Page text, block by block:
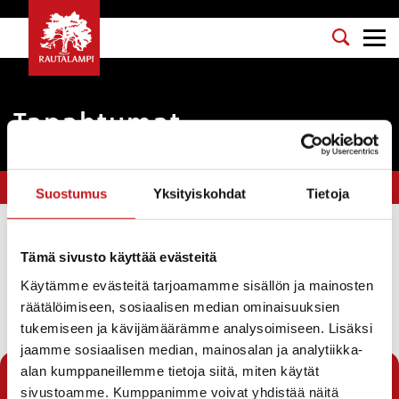
Suostumus Yksityiskohdat Tietoja
Tämä sivusto käyttää evästeitä
Käytämme evästeitä tarjoamamme sisällön ja mainosten
räätälöimiseen, sosiaalisen median ominaisuuksien
tukemiseen ja kävijämäärämme analysoimiseen. Lisäksi
jaamme sosiaalisen median, mainosalan ja analytiikka-
alan kumppaneillemme tietoja siitä, miten käytät
sivustoamme. Kumppanimme voivat yhdistää näitä
Tapahtumat
Olet tässä:Etusivu yrittäjät
Suodata
1 2